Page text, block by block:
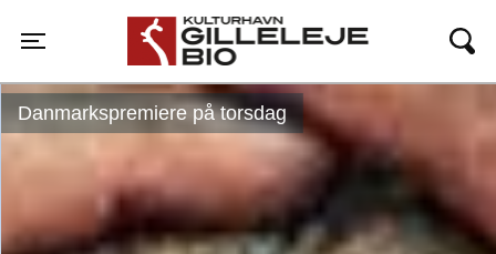
Toggle navigation
Gilleleje Bio
Danmarkspremiere på torsdag